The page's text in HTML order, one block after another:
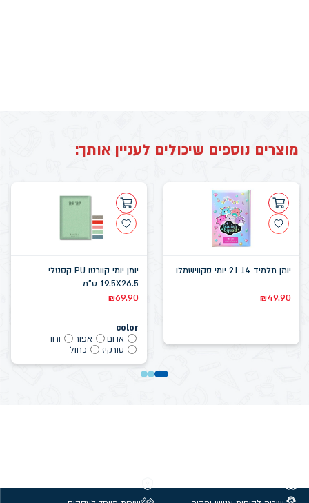
מוצרים נוספים שיכולים לעניין אותך:
יומן תלמיד 14 21 יומי סקווישמלו
₪49.90
יומן יומי קוורטו PU קסטלי
19.5X26.5 ס"מ
₪69.90
color
אדום
אפור
ורוד
טורקיז
כחול